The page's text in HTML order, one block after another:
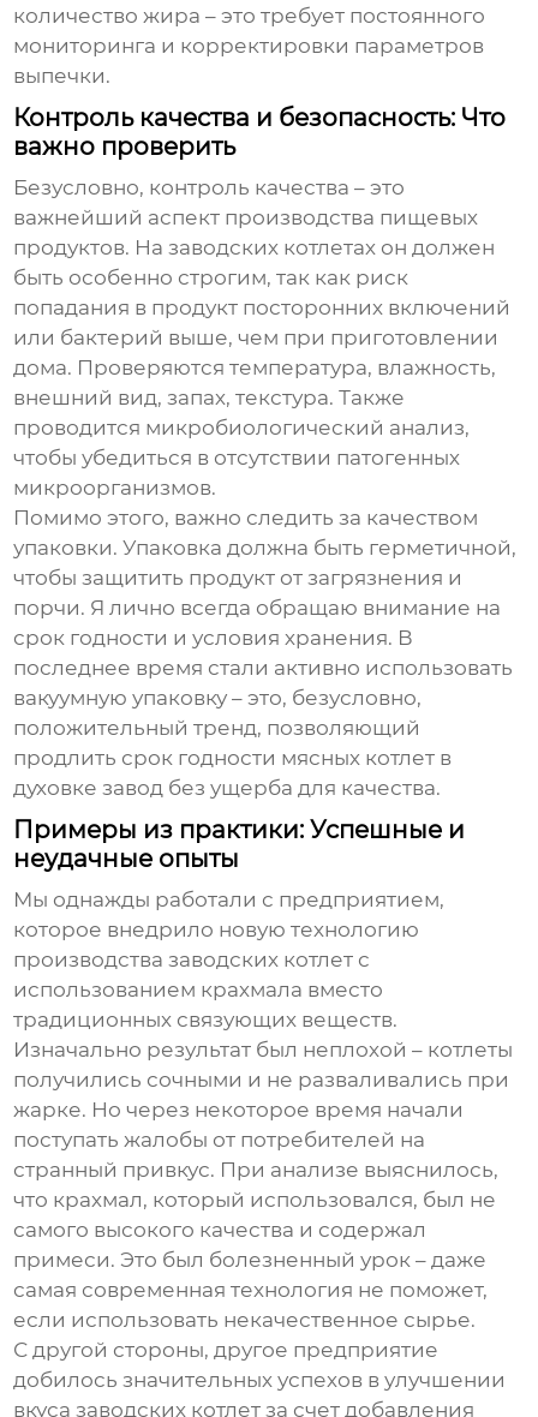
количество жира – это требует постоянного
мониторинга и корректировки параметров
выпечки.
Контроль качества и безопасность: Что
важно проверить
Безусловно, контроль качества – это
важнейший аспект производства пищевых
продуктов. Назаводских котлетах он должен
быть особенно строгим, так как риск
попадания в продукт посторонних включений
или бактерий выше, чем при приготовлении
дома. Проверяются температура, влажность,
внешний вид, запах, текстура. Также
проводится микробиологический анализ,
чтобы убедиться в отсутствии патогенных
микроорганизмов.
Помимо этого, важно следить за качеством
упаковки. Упаковка должна быть герметичной,
чтобы защитить продукт от загрязнения и
порчи. Я лично всегда обращаю внимание на
срок годности и условия хранения. В
последнее время стали активно использовать
вакуумную упаковку – это, безусловно,
положительный тренд, позволяющий
продлить срок годности мясных котлет в
духовке завод без ущерба для качества.
Примеры из практики: Успешные и
неудачные опыты
Мы однажды работали с предприятием,
которое внедрило новую технологию
производствазаводских котлет с
использованием крахмала вместо
традиционных связующих веществ.
Изначально результат был неплохой – котлеты
получились сочными и не разваливались при
жарке. Но через некоторое время начали
поступать жалобы от потребителей на
странный привкус. При анализе выяснилось,
что крахмал, который использовался, был не
самого высокого качества и содержал
примеси. Это был болезненный урок – даже
самая современная технология не поможет,
если использовать некачественное сырье.
С другой стороны, другое предприятие
добилось значительных успехов в улучшении
вкусазаводских котлет за счет добавления